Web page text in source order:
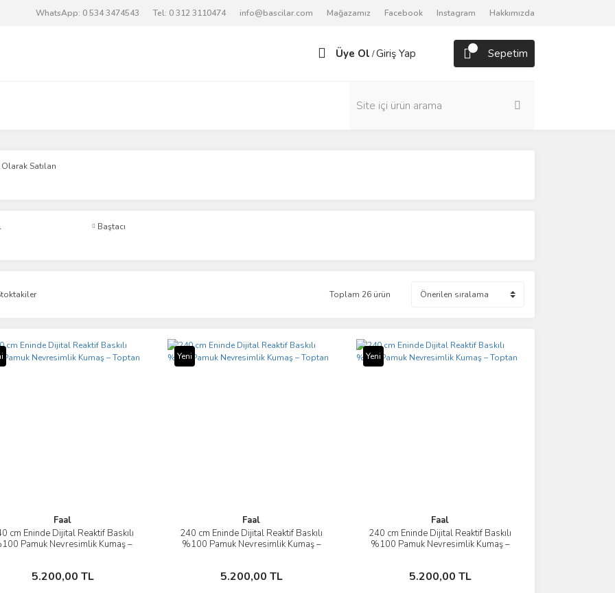
WhatsApp: 0 534 3474543 Tel: 0 312 3110474 info@bascilar.com Mağazamız Facebook Instagram Hakkımızda
Üye Ol /Giriş Yap Sepetim
Satılan
Baştacı
Toplam 26 ürün
Faal
cm Eninde Dijital Reaktif Baskılı
Pamuk Nevresimlik Kumaş –
5.200,00 TL
İncele
Sepete Ekle
Yeni
Faal
240 cm Eninde Dijital Reaktif Baskılı
%100 Pamuk Nevresimlik Kumaş –
5.200,00 TL
İncele
Sepete Ekle
Yeni
Faal
240 cm Eninde Dijital Reaktif Baskılı
%100 Pamuk Nevresimlik Kumaş –
5.200,00 TL
İncele
Sepete Ekle